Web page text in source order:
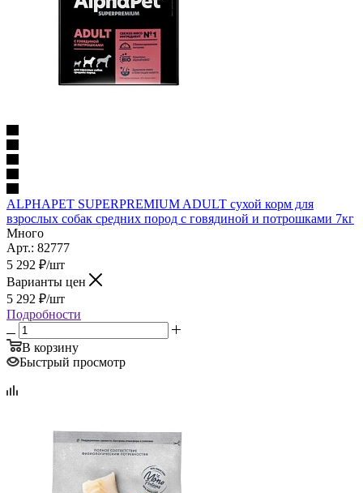
ALPHAPET SUPERPREMIUM ADULT сухой корм для
взрослых собак средних пород с говядиной и потрошками 7кг
Много
Арт.: 82777
5 292 ₽/шт
Варианты цен
5 292 ₽/шт
Подробности
В корзину
Быстрый просмотр